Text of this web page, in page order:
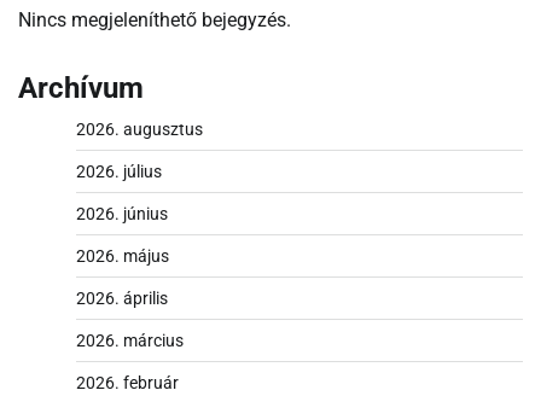
Nincs megjeleníthető bejegyzés.
Archívum
2026. augusztus
2026. július
2026. június
2026. május
2026. április
2026. március
2026. február